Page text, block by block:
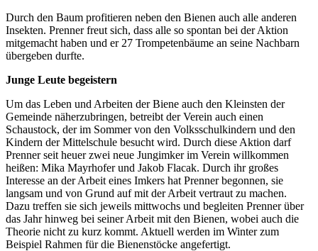
Durch den Baum profitieren neben den Bienen auch alle anderen
Insekten. Prenner freut sich, dass alle so spontan bei der Aktion
mitgemacht haben und er 27 Trompetenbäume an seine Nachbarn
übergeben durfte.
Junge Leute begeistern
Um das Leben und Arbeiten der Biene auch den Kleinsten der
Gemeinde näherzubringen, betreibt der Verein auch einen
Schaustock, der im Sommer von den Volksschulkindern und den
Kindern der Mittelschule besucht wird. Durch diese Aktion darf
Prenner seit heuer zwei neue Jungimker im Verein willkommen
heißen: Mika Mayrhofer und Jakob Flacak. Durch ihr großes
Interesse an der Arbeit eines Imkers hat Prenner begonnen, sie
langsam und von Grund auf mit der Arbeit vertraut zu machen.
Dazu treffen sie sich jeweils mittwochs und begleiten Prenner über
das Jahr hinweg bei seiner Arbeit mit den Bienen, wobei auch die
Theorie nicht zu kurz kommt. Aktuell werden im Winter zum
Beispiel Rahmen für die Bienenstöcke angefertigt.